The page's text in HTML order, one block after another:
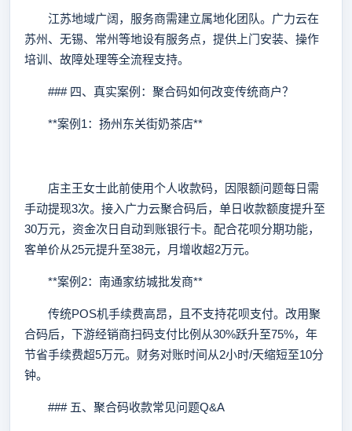
江苏地域广阔，服务商需建立属地化团队。广力云在
苏州、无锡、常州等地设有服务点，提供上门安装、操作
培训、故障处理等全流程支持。
### 四、真实案例：聚合码如何改变传统商户？
**案例1：扬州东关街奶茶店**
店主王女士此前使用个人收款码，因限额问题每日需
手动提现3次。接入广力云聚合码后，单日收款额度提升至
30万元，资金次日自动到账银行卡。配合花呗分期功能，
客单价从25元提升至38元，月增收超2万元。
**案例2：南通家纺城批发商**
传统POS机手续费高昂，且不支持花呗支付。改用聚
合码后，下游经销商扫码支付比例从30%跃升至75%，年
节省手续费超5万元。财务对账时间从2小时/天缩短至10分
钟。
### 五、聚合码收款常见问题Q&A